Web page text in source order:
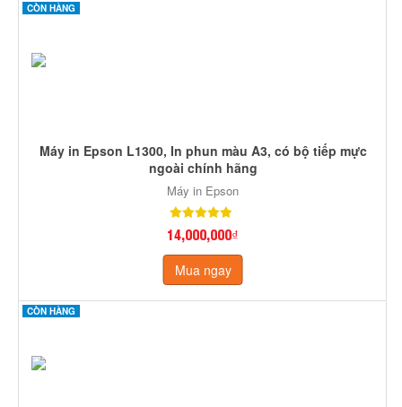
CÒN HÀNG
Máy in Epson L1300, In phun màu A3, có bộ tiếp mực
ngoài chính hãng
Máy in Epson
14,000,000₫
Mua ngay
CÒN HÀNG